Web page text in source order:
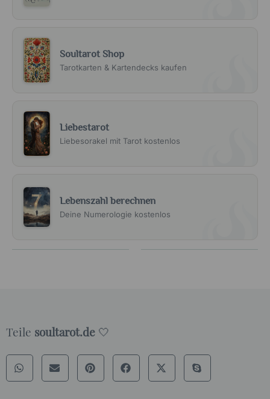
Soultarot Shop
Tarotkarten & Kartendecks kaufen
Liebestarot
Liebesorakel mit Tarot kostenlos
Lebenszahl berechnen
Deine Numerologie kostenlos
Teile soultarot.de 🤍